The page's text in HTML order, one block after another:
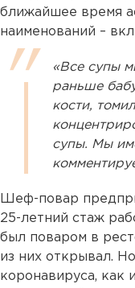
ближайшее время
наименований –
«Все супы
раньше
кости,
супы. Мы
Шеф-повар
25-летний стаж
был поваром в
из них открывал.
коронавируса, как